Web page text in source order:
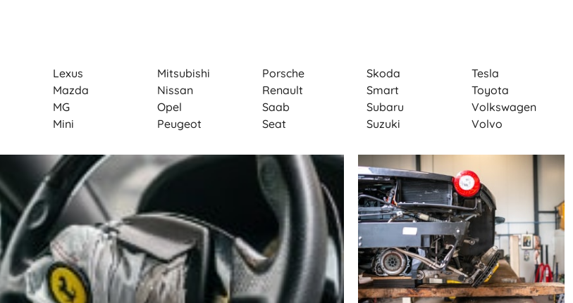
Lexus
Mazda
MG
Mini
Mitsubishi
Nissan
Opel
Peugeot
Porsche
Renault
Saab
Seat
Skoda
Smart
Subaru
Suzuki
Tesla
Toyota
Volkswagen
Volvo